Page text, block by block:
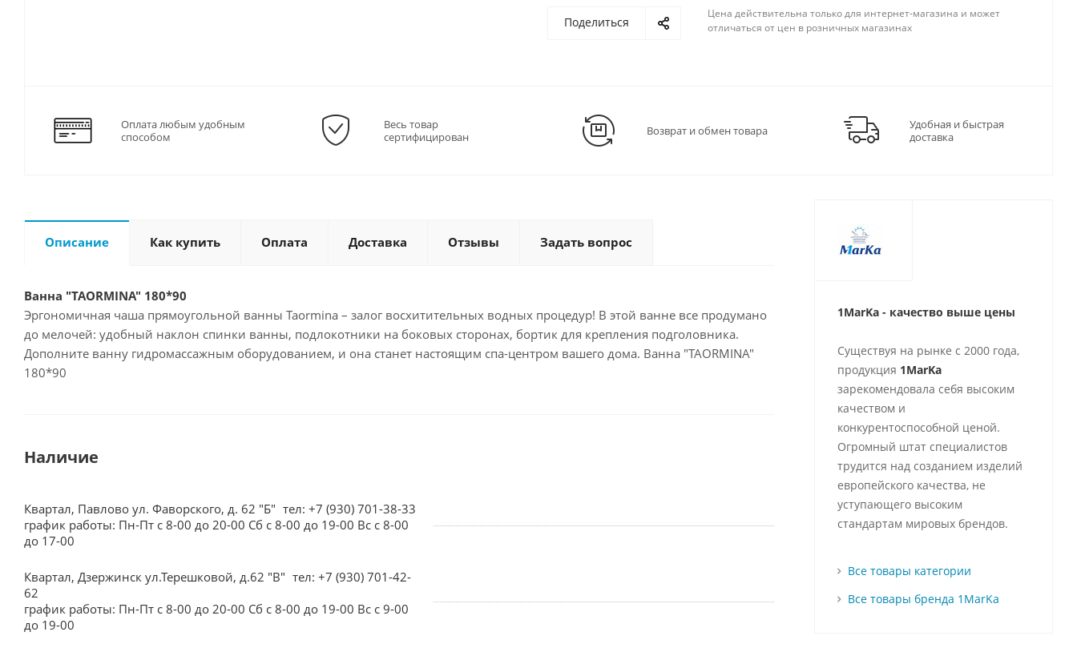
Поделиться
Цена действительна только для интернет-магазина и может
отличаться от цен в розничных магазинах
Оплата любым удобным
способом
Весь товар
сертифицирован
Возврат и обмен товара
Удобная и быстрая
доставка
Описание Как купить Оплата Доставка Отзывы Задать вопрос
Ванна "TAORMINA" 180*90
Эргономичная чаша прямоугольной ванны Taormina – залог восхитительных водных процедур! В этой ванне все продумано
до мелочей: удобный наклон спинки ванны, подлокотники на боковых сторонах, бортик для крепления подголовника.
Дополните ванну гидромассажным оборудованием, и она станет настоящим спа-центром вашего дома. Ванна "TAORMINA"
180*90
Наличие
Квартал, Павлово ул. Фаворского, д. 62 "Б" тел: +7 (930) 701-38-33
график работы: Пн-Пт с 8-00 до 20-00 Сб с 8-00 до 19-00 Вс с 8-00
до 17-00
Квартал, Дзержинск ул.Терешковой, д.62 "В" тел: +7 (930) 701-42-
62
график работы: Пн-Пт с 8-00 до 20-00 Сб с 8-00 до 19-00 Вс с 9-00
до 19-00
1MarKa - качество выше цены
Существуя на рынке с 2000 года,
продукция 1MarKa
зарекомендовала себя высоким
качеством и
конкурентоспособной ценой.
Огромный штат специалистов
трудится над созданием изделий
европейского качества, не
уступающего высоким
стандартам мировых брендов.
Все товары категории
Все товары бренда 1MarKa